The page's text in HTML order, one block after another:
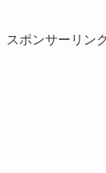
スポンサーリン